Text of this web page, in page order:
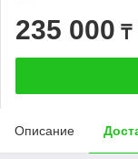
235 000 ₸
Описание